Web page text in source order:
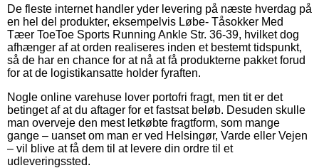
De fleste internet handler yder levering på næste hverdag på
en hel del produkter, eksempelvis Løbe- Tåsokker Med
Tæer ToeToe Sports Running Ankle Str. 36-39, hvilket dog
afhænger af at orden realiseres inden et bestemt tidspunkt,
så de har en chance for at nå at få produkterne pakket forud
for at de logistikansatte holder fyraften.
Nogle online varehuse lover portofri fragt, men tit er det
betinget af at du aftager for et fastsat beløb. Desuden skulle
man overveje den mest letkøbte fragtform, som mange
gange – uanset om man er ved Helsingør, Varde eller Vejen
– vil blive at få dem til at levere din ordre til et
udleveringssted.